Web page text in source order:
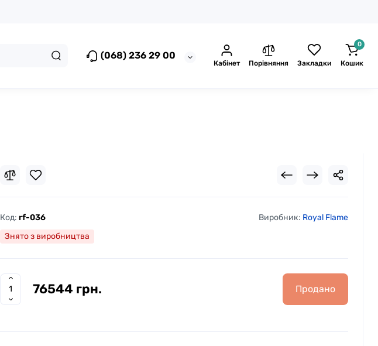
(068) 236 29 00
Кабінет Порівняння Закладки
0
Кошик
Код: rf-036 Виробник: Royal Flame
Знято з виробництва
76544 грн. Продано